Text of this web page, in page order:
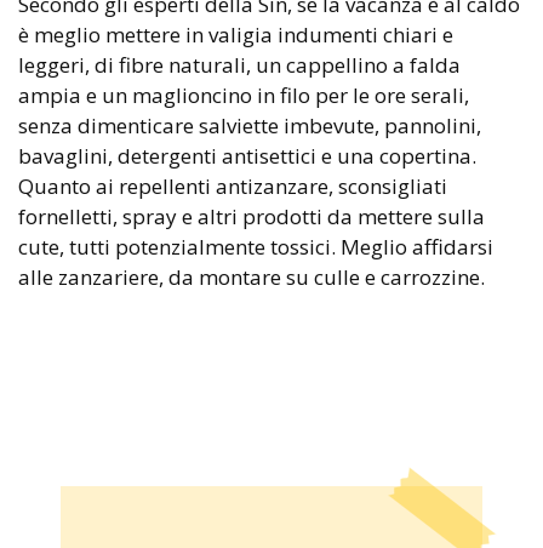
è meglio mettere in valigia indumenti chiari e
leggeri, di fibre naturali, un cappellino a falda
ampia e un maglioncino in filo per le ore serali,
senza dimenticare salviette imbevute, pannolini,
bavaglini, detergenti antisettici e una copertina.
Quanto ai repellenti antizanzare, sconsigliati
fornelletti, spray e altri prodotti da mettere sulla
cute, tutti potenzialmente tossici. Meglio affidarsi
alle zanzariere, da montare su culle e carrozzine.